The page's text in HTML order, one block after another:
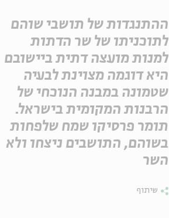
ההתנגדות של תושבי שוהם
לתוכניתו של שר הדתות
למנות מועצה דתית ביישובם
היא דוגמה מצוינת לבעיה
שטמונה במבנה הנוכחי של
הרבנות המקומית בישראל.
תומר פרסיקו שמח שלפחות
בשוהם, התושבים ניצחו ולא
השר
שיתוף